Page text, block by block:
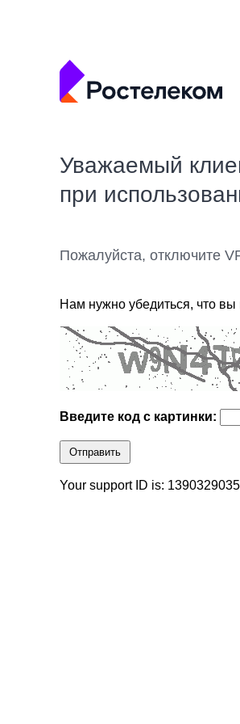
Уважаемый
при
Пожалуйста, отключите
Нам нужно убедиться, что вы
Введите код с картинки:
Отправить
Your support ID is: